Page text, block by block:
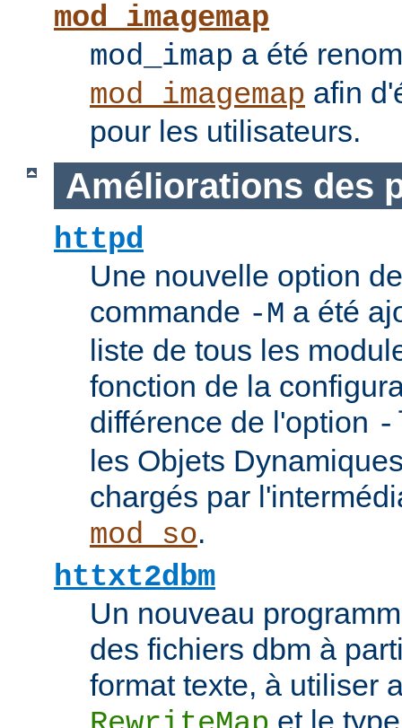
mod_imagemap
mod_imap a été
mod_imagemap afin
pour les utilisateurs.
Améliorations des
httpd
Une nouvelle option
commande -M a été
liste de tous les
fonction de la
différence de l'option
les Objets
chargés par
mod_so.
httxt2dbm
Un nouveau
des fichiers dbm à
format texte, à utiliser